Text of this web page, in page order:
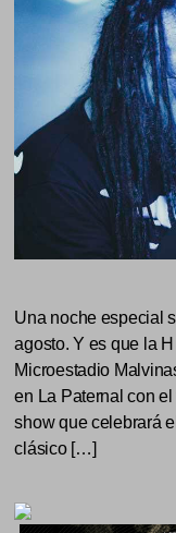
Una noche especial
agosto. Y es que la
Microestadio
en La Paternal con
show que celebrará
clásico […]